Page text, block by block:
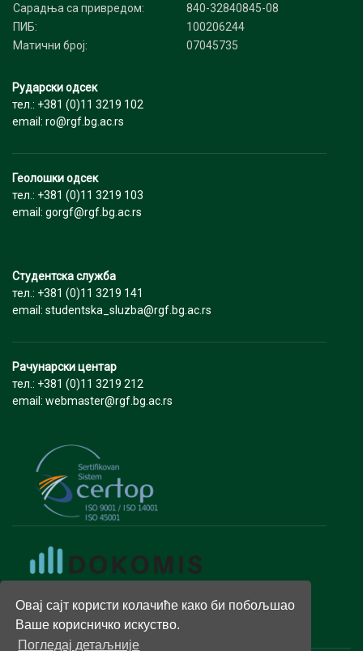
Овај сајт користи колачиће како би побољшао
Ваше корисничко искуство.
Погледај детаљније
Сарадња са привредом:
840-32840845-08
ПИБ:
100206244
Матични број:
07045735
Рударски одсек
тел.: +381 (0)11 3219 102
email: ro@rgf.bg.ac.rs
Геолошки одсек
тел.: +381 (0)11 3219 103
email: gorgf@rgf.bg.ac.rs
Студентска служба
тел.: +381 (0)11 3219 141
email: studentska_sluzba@rgf.bg.ac.rs
Рачунарски центар
тел.: +381 (0)11 3219 212
email: webmaster@rgf.bg.ac.rs